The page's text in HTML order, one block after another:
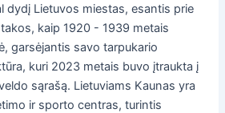
dydį Lietuvos miestas, esantis prie
kaip 1920 - 1939 metais
garsėjantis savo tarpukario
kuri 2023 metais buvo įtraukta į
sąrašą. Lietuviams Kaunas yra
ir sporto centras, turintis